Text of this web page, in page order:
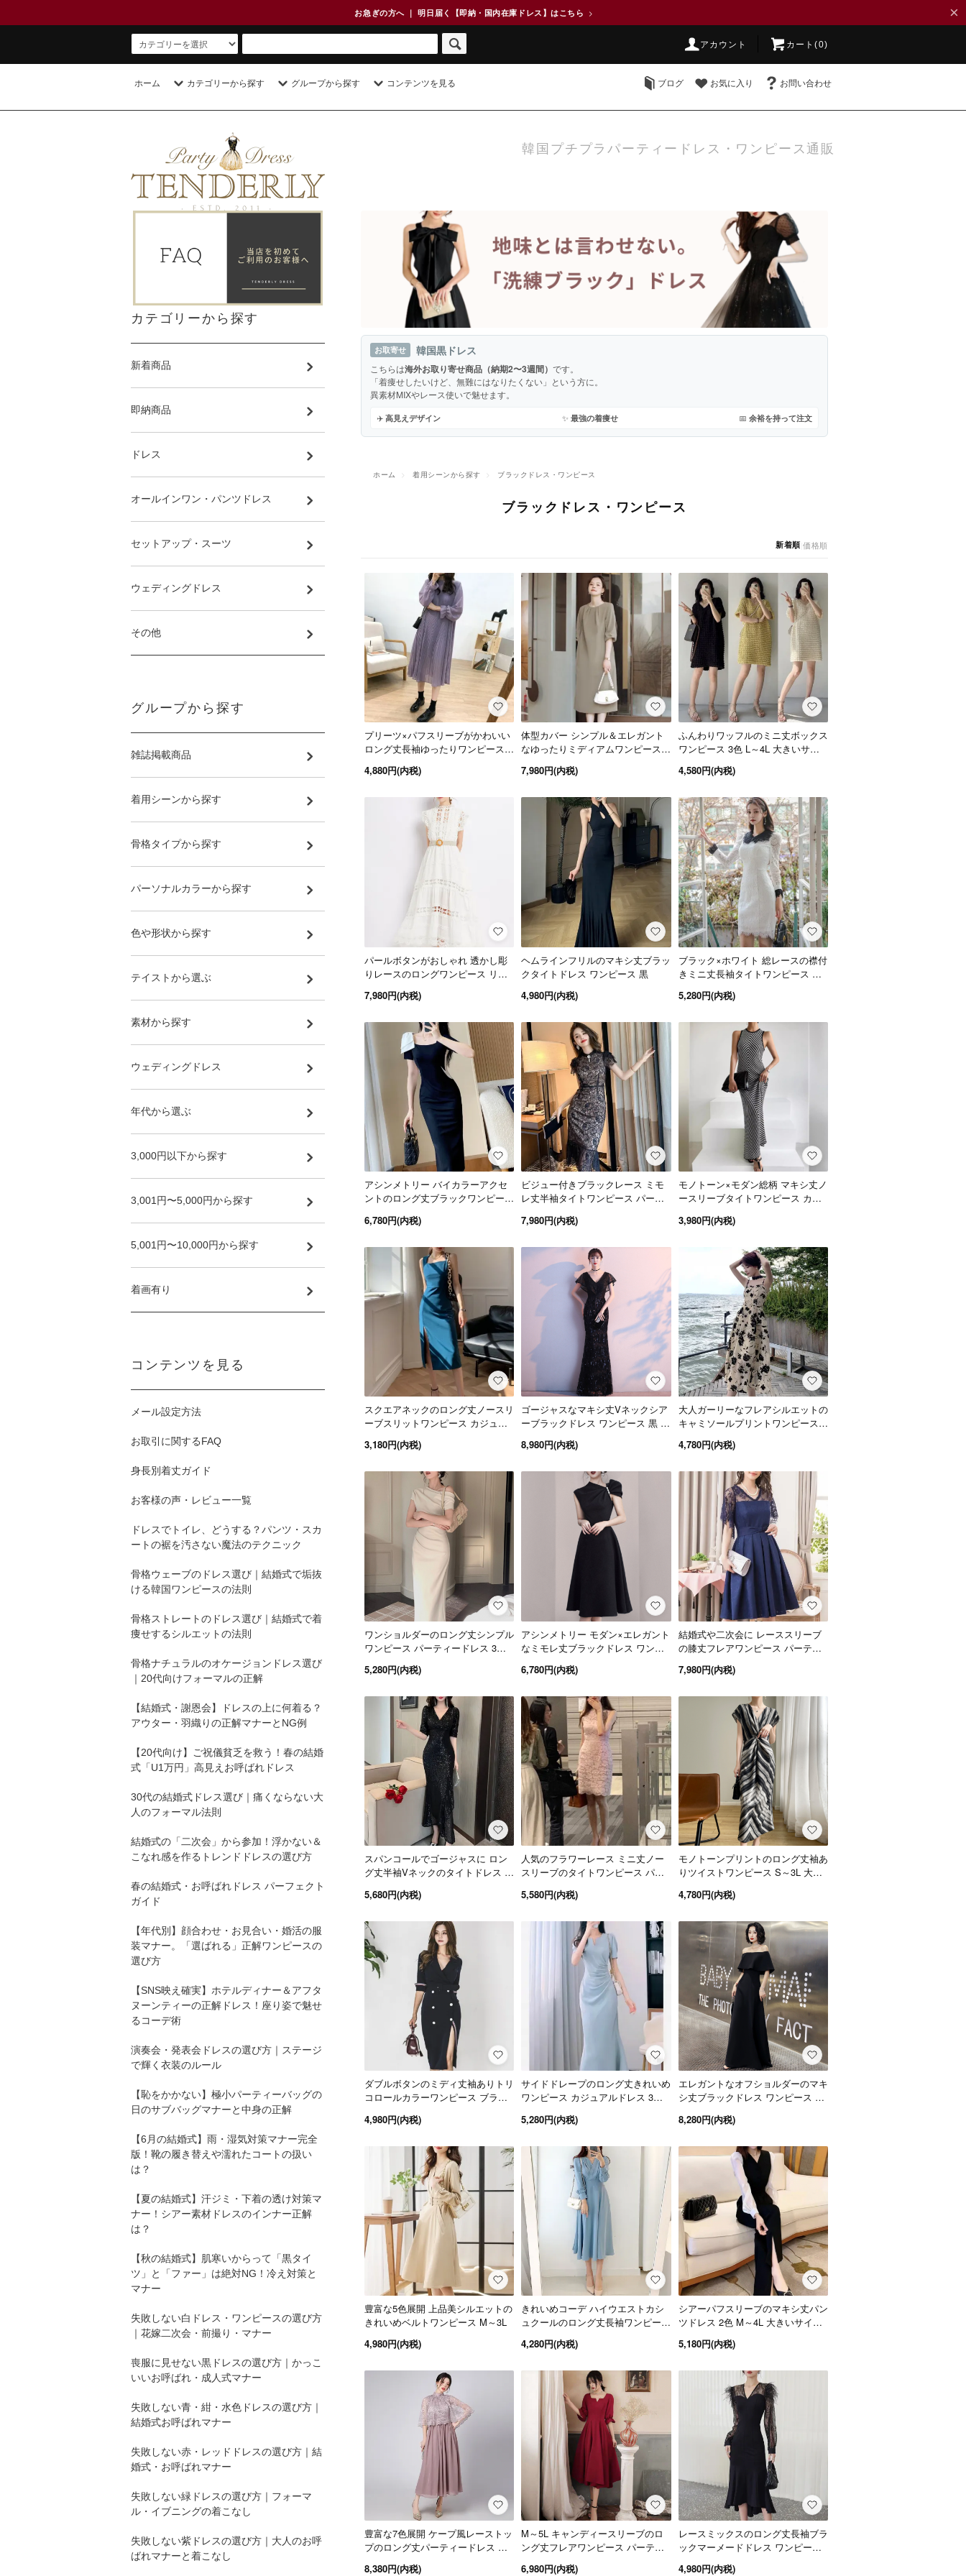
お急ぎの方へ ｜ 明日届く【即納・国内在庫ドレス】はこちら > ×
アカウント カート(0)
ホーム カテゴリーから探す グループから探す コンテンツを見る ブログ お気に入り お問い合わせ
韓国プチプラパーティードレス・ワンピース通販
お取寄せ 韓国黒ドレス
こちらは海外お取り寄せ商品（納期2〜3週間） です。
「着痩せしたいけど、無難にはなりたくない」という方に。
異素材MIXやレース使いで魅せます。
✈️ 高見えデザイン ✨ 最強の着痩せ 📅 余裕を持って注文
ホーム 着用シーンから探す ブラックドレス・ワンピース
ブラックドレス・ワンピース
新着順 |価格順
プリーツ×パフスリーブがかわいい
ロング丈長袖ゆったりワンピース 4
4,880円(内税)
体型カバー シンプル＆エレガント
なゆったりミディアムワンピース 4
7,980円(内税)
ふんわりワッフルのミニ丈ボックス
ワンピース 3色 L～4L 大きいサイ
4,580円(内税)
パールボタンがおしゃれ 透かし彫
りレースのロングワンピース リゾ
7,980円(内税)
ヘムラインフリルのマキシ丈ブラッ
クタイトドレス ワンピース 黒
4,980円(内税)
ブラック×ホワイト 総レースの襟付
きミニ丈長袖タイトワンピース 白
5,280円(内税)
アシンメトリー バイカラーアクセ
ントのロング丈ブラックワンピース
6,780円(内税)
ビジュー付きブラックレース ミモ
レ丈半袖タイトワンピース パーテ
7,980円(内税)
モノトーン×モダン総柄 マキシ丈ノ
ースリーブタイトワンピース カジ
3,980円(内税)
スクエアネックのロング丈ノースリ
ーブスリットワンピース カジュア
ルドレス 3色
3,180円(内税)
ゴージャスなマキシ丈Vネックシア
ーブラックドレス ワンピース 黒 X
S～4L 大きいサイズ
8,980円(内税)
大人ガーリーなフレアシルエットの
キャミソールプリントワンピース
パーティードレス
4,780円(内税)
ワンショルダーのロング丈シンプル
ワンピース パーティードレス 3色
5,280円(内税)
アシンメトリー モダン×エレガント
なミモレ丈ブラックドレス ワンピ
6,780円(内税)
結婚式や二次会に レーススリーブ
の膝丈フレアワンピース パーティ
7,980円(内税)
スパンコールでゴージャスに ロン
グ丈半袖Vネックのタイトドレス ワ
5,680円(内税)
人気のフラワーレース ミニ丈ノー
スリーブのタイトワンピース パー
5,580円(内税)
モノトーンプリントのロング丈袖あ
りツイストワンピース S～3L 大き
4,780円(内税)
ダブルボタンのミディ丈袖ありトリ
コロールカラーワンピース ブラッ
4,980円(内税)
サイドドレープのロング丈きれいめ
ワンピース カジュアルドレス 3色
5,280円(内税)
エレガントなオフショルダーのマキ
シ丈ブラックドレス ワンピース 黒
8,280円(内税)
豊富な5色展開 上品美シルエットの
きれいめベルトワンピース M～3L
4,980円(内税)
きれいめコーデ ハイウエストカシ
ュクールのロング丈長袖ワンピース
4,280円(内税)
シアーパフスリーブのマキシ丈パン
ツドレス 2色 M～4L 大きいサイズ
5,180円(内税)
豊富な7色展開 ケープ風レーストッ
プのロング丈パーティードレス ワ
8,380円(内税)
M～5L キャンディースリーブのロ
ング丈フレアワンピース パーティ
6,980円(内税)
レースミックスのロング丈長袖ブラ
ックマーメードドレス ワンピース
4,980円(内税)
カテゴリーから探す
新着商品
即納商品
ドレス
オールインワン・パンツドレス
セットアップ・スーツ
ウェディングドレス
その他
グループから探す
雑誌掲載商品
着用シーンから探す
骨格タイプから探す
パーソナルカラーから探す
色や形状から探す
テイストから選ぶ
素材から探す
ウェディングドレス
年代から選ぶ
3,000円以下から探す
3,001円〜5,000円から探す
5,001円〜10,000円から探す
着画有り
コンテンツを見る
メール設定方法
お取引に関するFAQ
身長別着丈ガイド
お客様の声・レビュー一覧
ドレスでトイレ、どうする？パンツ・スカ
ートの裾を汚さない魔法のテクニック
骨格ウェーブのドレス選び｜結婚式で垢抜
ける韓国ワンピースの法則
骨格ストレートのドレス選び｜結婚式で着
痩せするシルエットの法則
骨格ナチュラルのオケージョンドレス選び
｜20代向けフォーマルの正解
【結婚式・謝恩会】ドレスの上に何着る？
アウター・羽織りの正解マナーとNG例
【20代向け】ご祝儀貧乏を救う！春の結婚
式「U1万円」高見えお呼ばれドレス
30代の結婚式ドレス選び｜痛くならない大
人のフォーマル法則
結婚式の「二次会」から参加！浮かない＆
こなれ感を作るトレンドドレスの選び方
春の結婚式・お呼ばれドレス パーフェクト
ガイド
【年代別】顔合わせ・お見合い・婚活の服
装マナー。「選ばれる」正解ワンピースの
選び方
【SNS映え確実】ホテルディナー＆アフタ
ヌーンティーの正解ドレス！座り姿で魅せ
るコーデ術
演奏会・発表会ドレスの選び方｜ステージ
で輝く衣装のルール
【恥をかかない】極小パーティーバッグの
日のサブバッグマナーと中身の正解
【6月の結婚式】雨・湿気対策マナー完全
版！靴の履き替えや濡れたコートの扱い
は？
【夏の結婚式】汗ジミ・下着の透け対策マ
ナー！シアー素材ドレスのインナー正解
は？
【秋の結婚式】肌寒いからって「黒タイ
ツ」と「ファー」は絶対NG！冷え対策と
マナー
失敗しない白ドレス・ワンピースの選び方
｜花嫁二次会・前撮り・マナー
喪服に見せない黒ドレスの選び方｜かっこ
いいお呼ばれ・成人式マナー
失敗しない青・紺・水色ドレスの選び方｜
結婚式お呼ばれマナー
失敗しない赤・レッドドレスの選び方｜結
婚式・お呼ばれマナー
失敗しない緑ドレスの選び方｜フォーマ
ル・イブニングの着こなし
失敗しない紫ドレスの選び方｜大人のお呼
ばれマナーと着こなし